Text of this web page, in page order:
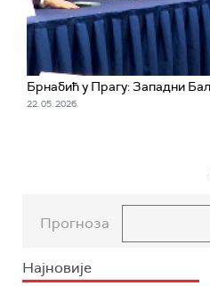
Брнабић у Прагу: Западни
22. 05. 2026.
Прогноза
Најновије